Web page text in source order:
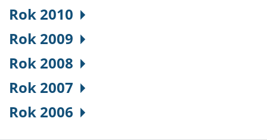
Rok 2010
Rok 2009
Rok 2008
Rok 2007
Rok 2006